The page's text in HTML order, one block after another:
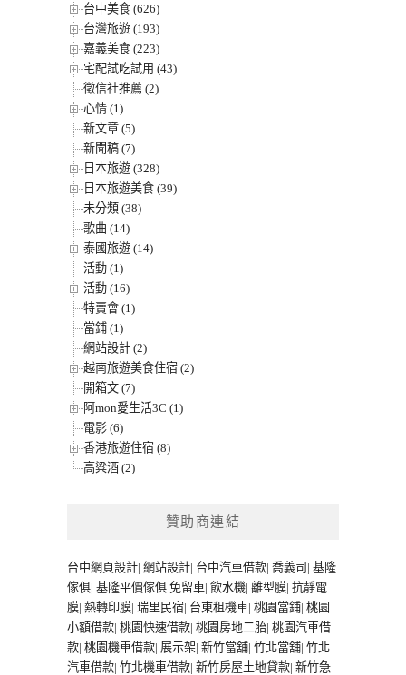
台中美食 (626)
台灣旅遊 (193)
嘉義美食 (223)
宅配試吃試用 (43)
徵信社推薦 (2)
心情 (1)
新文章 (5)
新聞稿 (7)
日本旅遊 (328)
日本旅遊美食 (39)
未分類 (38)
歌曲 (14)
泰國旅遊 (14)
活動 (1)
活動 (16)
特賣會 (1)
當鋪 (1)
網站設計 (2)
越南旅遊美食住宿 (2)
開箱文 (7)
阿mon愛生活3C (1)
電影 (6)
香港旅遊住宿 (8)
高粱酒 (2)
贊助商連結
台中網頁設計| 網站設計| 台中汽車借款| 喬義司 | 基隆
傢俱| 基隆平價傢俱 免留車| 飲水機| 離型膜| 抗靜電
膜| 熱轉印膜| 瑞里民宿| 台東租機車| 桃園當鋪| 桃園
小額借款| 桃園快速借款| 桃園房地二胎| 桃園汽車借
款| 桃園機車借款| 展示架| 新竹當舖| 竹北當舖| 竹北
汽車借款| 竹北機車借款| 新竹房屋土地貸款| 新竹急